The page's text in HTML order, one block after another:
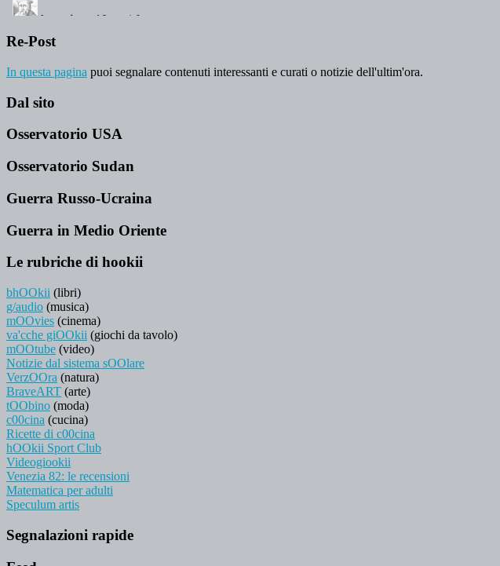
Re-Post
In questa pagina puoi segnalare contenuti interessanti e curati o notizie dell'ultim'ora.
Dal sito
Osservatorio USA
Osservatorio Sudan
Guerra Russo-Ucraina
Guerra in Medio Oriente
Le rubriche di hookii
bhOOkii (libri)
g/audio (musica)
mOOvies (cinema)
va'cche giOOkii (giochi da tavolo)
mOOtube (video)
Notizie dal sistema sOOlare
VerzOOra (natura)
BraveART (arte)
tOObino (moda)
c00cina (cucina)
Ricette di c00cina
hOOkii Sport Club
Videogiookii
Venezia 82: le recensioni
Matematica per adulti
Speculum artis
Segnalazioni rapide